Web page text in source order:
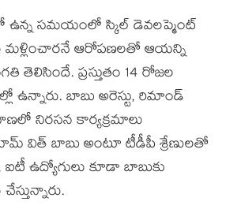
ఉన్న సమయంలో స్కిల్ డెవలప్మెంట్
మళ్లించారనే ఆరోపణలతో ఆయన్ని
తెలిసిందే. ప్రస్తుతం 14 రోజల
బాబు అరెస్టు, రిమాండ్
నిరసన కార్యక్రమాలు
విత్ బాబు అంటూ టీడీపీ శ్రేణులతో
ఉద్యోగులు కూడా బాబుకు